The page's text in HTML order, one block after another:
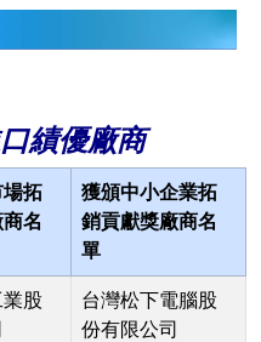
績優廠商
拓
名
獲頒中小企業拓
銷貢獻獎廠商名
單
股
台灣松下電腦股
份有限公司